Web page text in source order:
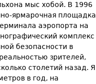
мыс хобой. В 1996
ярмарочная площадка
аэропорта на
комплекс
безопасности в
зрителей,
столетий назад. Я
в год, на